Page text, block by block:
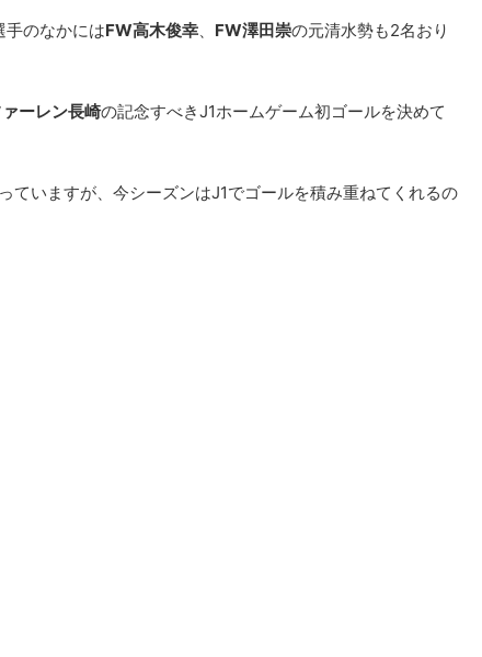
手のなかにはFW高木俊幸、 FW澤田崇の元清水勢も2名おり
ーレン長崎の記念すべきJ1ホームゲーム初ゴールを決めて
ていますが、今シーズンはJ1でゴールを積み重ねてくれるの